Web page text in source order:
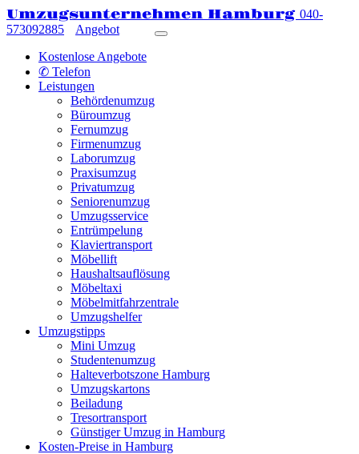
Umzugsunternehmen Hamburg 040-
573092885
Angebot
Kostenlose Angebote
✆ Telefon
Leistungen
Behördenumzug
Büroumzug
Fernumzug
Firmenumzug
Laborumzug
Praxisumzug
Privatumzug
Seniorenumzug
Umzugsservice
Entrümpelung
Klaviertransport
Möbellift
Haushaltsauflösung
Möbeltaxi
Möbelmitfahrzentrale
Umzugshelfer
Umzugstipps
Mini Umzug
Studentenumzug
Halteverbotszone Hamburg
Umzugskartons
Beiladung
Tresortransport
Günstiger Umzug in Hamburg
Kosten-Preise in Hamburg